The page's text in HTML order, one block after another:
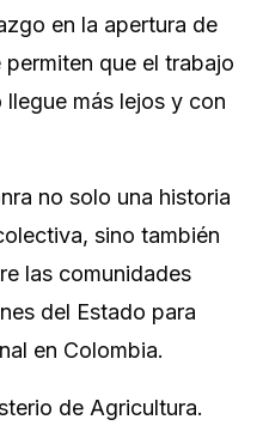
en la apertura de
que el trabajo
más lejos y con
no solo una historia
sino también
las comunidades
del Estado para
en Colombia.
de Agricultura.